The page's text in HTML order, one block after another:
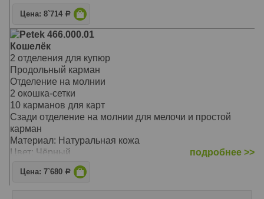
На внутренней задней стенке расположены три
прорезных кармана для кредитных карточек
На закрывающемся блоке имеются еще пять
прорезных карманов для карточек, окошко для
документов из прозрачной прочной сетки и одно
дополнительное отделение
Перед монетницей на внешней стороне находятся два
кармашка для карточек и одно дополнительное
отделение для бумаг на всю длину портмоне
Материал: Натуральная кожа
Цвет: Чёрный
Тип: прямой
Размер: 19,0х10,0 см
Цена: 8`714 Р
Petek 466.000.01
Кошелёк
2 отделения для купюр
Продольный карман
Отделение на молнии
2 окошка-сетки
10 карманов для карт
Сзади отделение на молнии для мелочи и простой
карман
Материал: Натуральная кожа
Цвет: Чёрный
Размер: 19,5х9,5 см
подробнее >>
Цена: 7`680 Р